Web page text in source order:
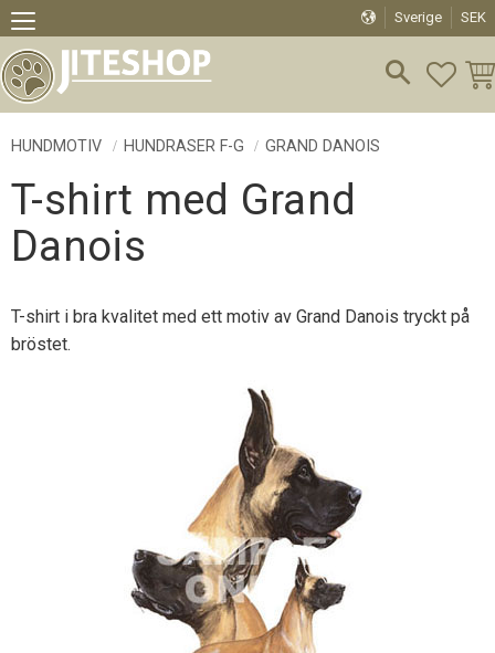
Meny
Sverige SEK
HUNDMOTIV HUNDRASER F-G GRAND DANOIS
T-shirt med Grand
Danois
T-shirt i bra kvalitet med ett motiv av Grand Danois tryckt på
bröstet.